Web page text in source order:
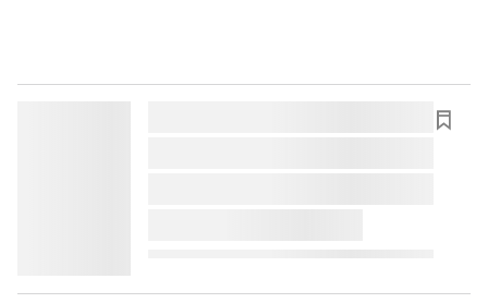
lorem ipsum dolor sit amet ...